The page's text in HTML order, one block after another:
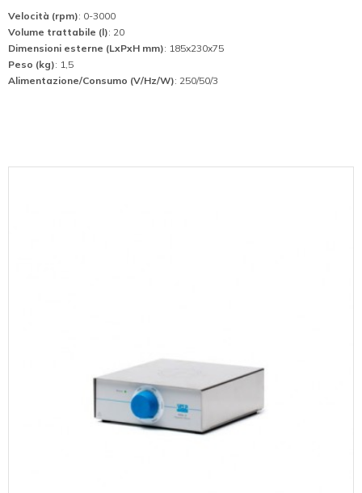
Velocità (rpm): 0-3000
Volume trattabile (l): 20
Dimensioni esterne (LxPxH mm): 185x230x75
Peso (kg): 1,5
Alimentazione/Consumo (V/Hz/W): 250/50/3